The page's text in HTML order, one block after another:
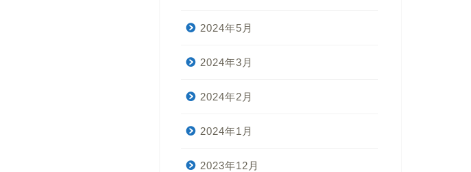
2024年5月
2024年3月
2024年2月
2024年1月
2023年12月